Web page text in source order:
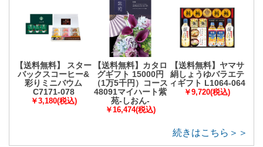
【送料無料】 スター
バックスコーヒー&
彩りミニバウム
C7171-078
￥3,180(税込)
【送料無料】カタロ
グギフト 15000円
（1万5千円）コース
48091マイハート紫
苑-しおん-
￥16,474(税込)
【送料無料】ヤマサ
絹しょうゆバラエテ
ィギフト L1064-064
￥9,720(税込)
続きはこちら＞＞